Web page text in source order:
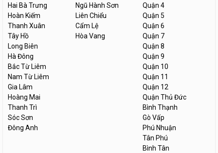
Hai Bà Trưng
Hoàn Kiếm
Thanh Xuân
Tây Hồ
Long Biên
Hà Đông
Bắc Từ Liêm
Nam Từ Liêm
Gia Lâm
Hoàng Mai
Thanh Trì
Sóc Sơn
Đông Anh
Ngũ Hành Sơn
Liên Chiểu
Cẩm Lệ
Hòa Vang
Quận 4
Quận 5
Quận 6
Quận 7
Quận 8
Quận 9
Quận 10
Quận 11
Quận 12
Quận Thủ Đức
Bình Thạnh
Gò Vấp
Phú Nhuận
Tân Phú
Bình Tân